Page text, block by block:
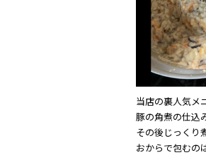
当店の裏人気メ
豚の角煮の仕込
その後じっくり
おからで包むの